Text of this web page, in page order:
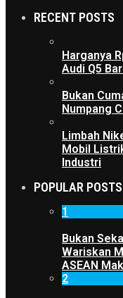
RECENT POSTS
Harganya
Audi Q5
Bukan
Numpang
Limbah
Mobil
Industri
POPULAR POSTS
1
Bukan
Wariskan
ASEAN
2